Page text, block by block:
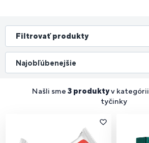
Filtrovať produkty
Našli sme 3 produktyv
tyčinky
Najobľúbenejšie